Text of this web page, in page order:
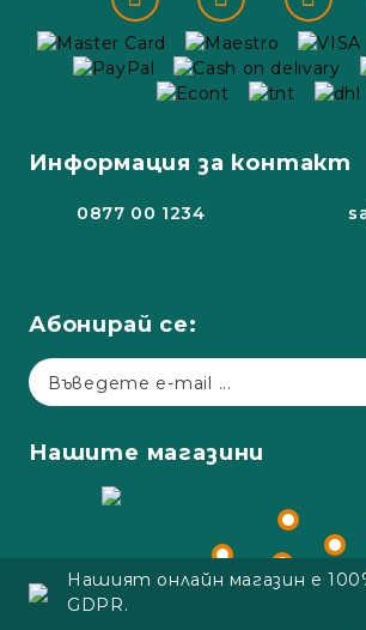
Информация за контакт
0877 00 1234
Абонирай се:
Нашите магазини
Нашият онлайн магазин е
GDPR.